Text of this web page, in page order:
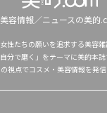
美容情報／ニュースの美的
性たちの願いを追求する美容
分で磨く」をテーマに美的本
視点でコスメ・美容情報を発信